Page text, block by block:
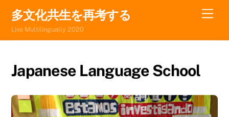
content
多文化共生を再考する
Live Multilingually 2020
Japanese Language School